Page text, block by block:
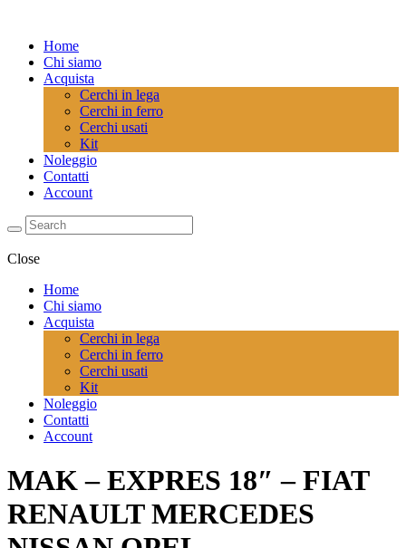
Home
Chi siamo
Acquista
Cerchi in lega
Cerchi in ferro
Cerchi usati
Kit
Noleggio
Contatti
Account
Close
Home
Chi siamo
Acquista
Cerchi in lega
Cerchi in ferro
Cerchi usati
Kit
Noleggio
Contatti
Account
MAK – EXPRES 18″ – FIAT
RENAULT MERCEDES